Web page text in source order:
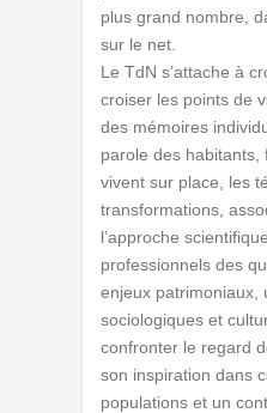
plus grand nombre,
sur le net.
Le TdN s’attache à
croiser les points de
des mémoires
parole des habitants,
vivent sur place, les
transformations,
l’approche
professionnels des
enjeux patrimoniaux,
sociologiques et
confronter le regard
son inspiration dans
populations et un